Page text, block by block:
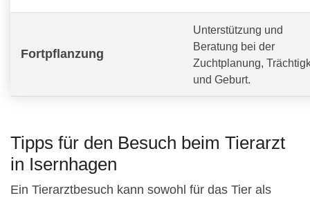
Fortpflanzung
Unterstützung und
Beratung bei der
Zuchtplanung,
und Geburt.
Tipps für den Besuch beim Tierarzt
in Isernhagen
Ein Tierarztbesuch kann sowohl für das Tier als